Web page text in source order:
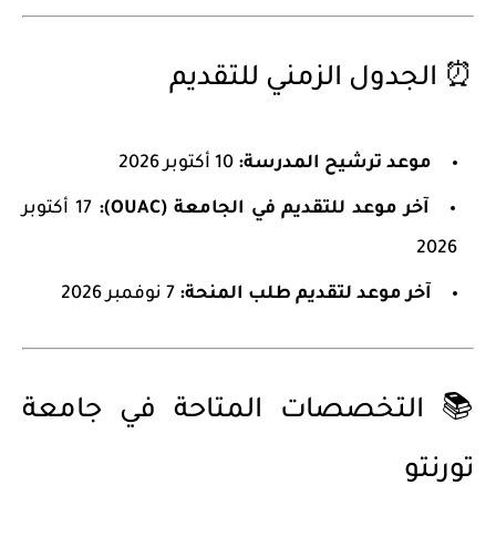
⏰ الجدول الزمني للتقديم
موعد ترشيح المدرسة:
آخر موعد للتقديم في الجامعة (OUAC):
17 أكتوبر
2026
آخر موعد لتقديم طلب المنحة:
📚 التخصصات المتاحة في جامعة
تورنتو